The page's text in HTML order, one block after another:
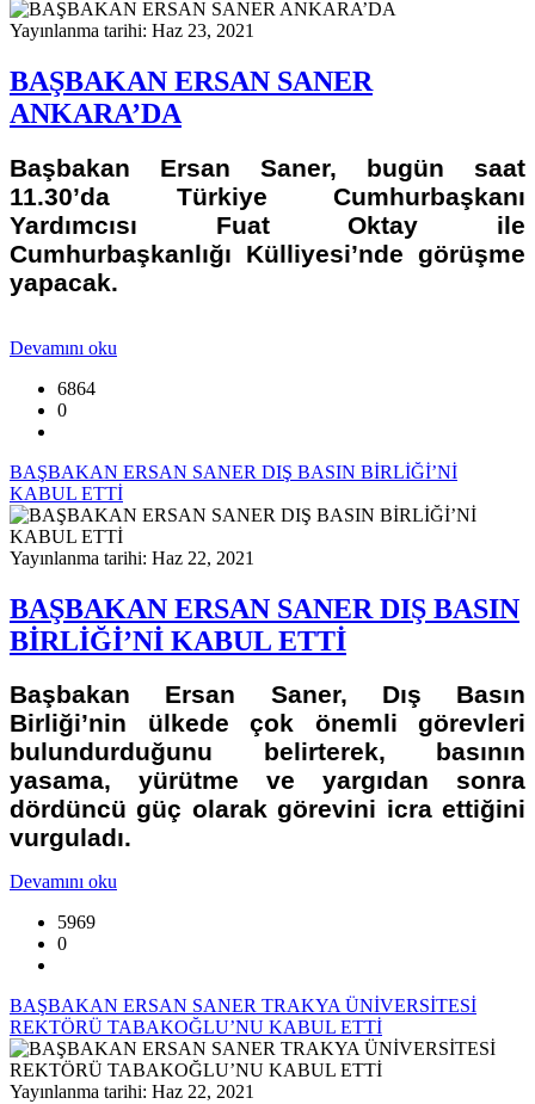
Yayınlanma tarihi: Haz 23, 2021
BAŞBAKAN ERSAN SANER
ANKARA’DA
Başbakan Ersan Saner, bugün saat
11.30’da Türkiye Cumhurbaşkanı
Yardımcısı Fuat Oktay ile
Cumhurbaşkanlığı Külliyesi’nde görüşme
yapacak.
Devamını oku
6864
0
BAŞBAKAN ERSAN SANER DIŞ BASIN BİRLİĞİ’Nİ
KABUL ETTİ
Yayınlanma tarihi: Haz 22, 2021
BAŞBAKAN ERSAN SANER DIŞ BASIN
BİRLİĞİ’Nİ KABUL ETTİ
Başbakan Ersan Saner, Dış Basın
Birliği’nin ülkede çok önemli görevleri
bulundurduğunu belirterek, basının
yasama, yürütme ve yargıdan sonra
dördüncü güç olarak görevini icra ettiğini
vurguladı.
Devamını oku
5969
0
BAŞBAKAN ERSAN SANER TRAKYA ÜNİVERSİTESİ
REKTÖRÜ TABAKOĞLU’NU KABUL ETTİ
Yayınlanma tarihi: Haz 22, 2021